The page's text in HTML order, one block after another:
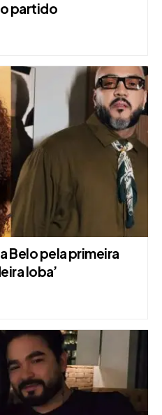
partido
Belo pela primeira
loba’